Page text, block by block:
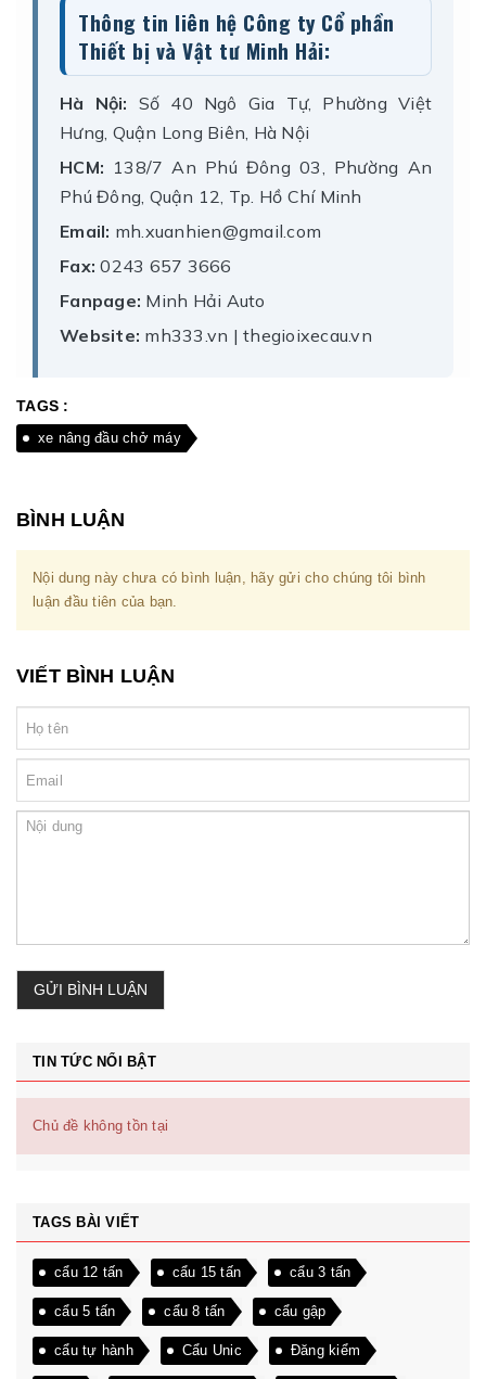
Thông tin liên hệ Công ty Cổ phần
Thiết bị và Vật tư Minh Hải:
Hà Nội: Số 40 Ngô Gia Tự, Phường Việt
Hưng, Quận Long Biên, Hà Nội
HCM: 138/7 An Phú Đông 03, Phường An
Phú Đông, Quận 12, Tp. Hồ Chí Minh
Email: mh.xuanhien@gmail.com
Fax: 0243 657 3666
Fanpage: Minh Hải Auto
Website: mh333.vn | thegioixecau.vn
TAGS :
xe nâng đầu chở máy
BÌNH LUẬN
Nội dung này chưa có bình luận, hãy gửi cho chúng tôi bình
luận đầu tiên của bạn.
VIẾT BÌNH LUẬN
GỬI BÌNH LUẬN
TIN TỨC NỔI BẬT
Chủ đề không tồn tại
TAGS BÀI VIẾT
cẩu 12 tấn cẩu 15 tấn cẩu 3 tấn
cẩu 5 tấn cẩu 8 tấn cẩu gập
cẩu tự hành Cẩu Unic Đăng kiểm